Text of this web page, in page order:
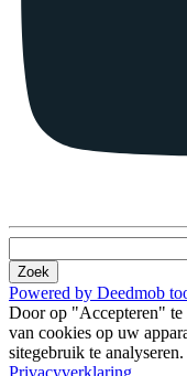
Zoek
Powered by Deedmob
Door op "Accepteren" te
van cookies op uw
sitegebruik te